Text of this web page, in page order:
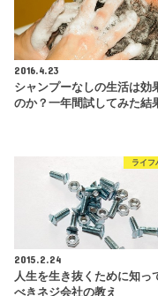
2016.4.23
シャンプーなしの生活は効
のか？一年間試してみた結
ライフ
2015.2.24
人生を生き抜くために知っ
べきネジ会社の教え